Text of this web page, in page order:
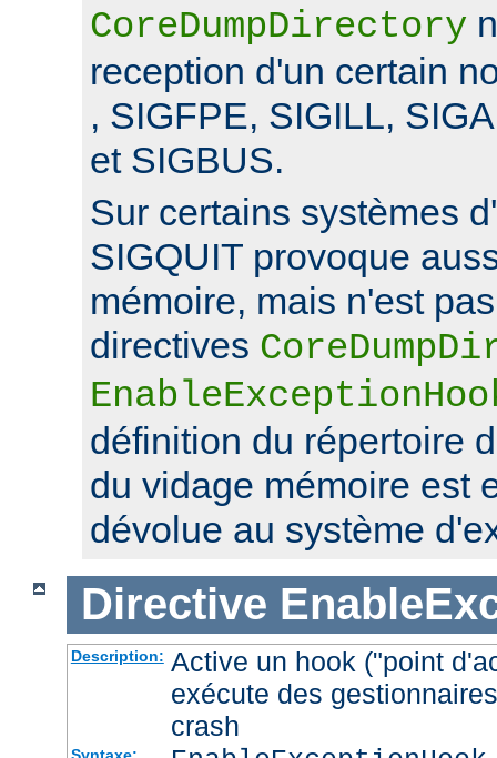
CoreDumpDirectory
reception d'un certain
, SIGFPE, SIGILL,
et SIGBUS.
Sur certains systèmes
SIGQUIT provoque
mémoire, mais n'est
directives
définition du répertoire
du vidage mémoire est
dévolue au système
Directive
Description: Active un hook ("point
exécute des
crash